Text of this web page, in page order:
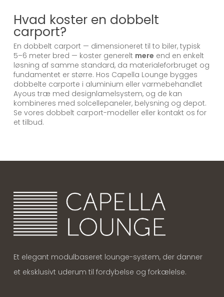
Hvad koster en dobbelt
carport?
En dobbelt carport — dimensioneret til to biler, typisk
5–6 meter bred — koster generelt mere end en enkelt
løsning af samme standard, da materialeforbruget og
fundamentet er større. Hos Capella Lounge bygges
dobbelte carporte i aluminium eller varmebehandlet
Ayous træ med designlamelsystem, og de kan
kombineres med solcellepaneler, belysning og depot.
Se vores dobbelt carport-modeller eller kontakt os for
et tilbud.
Et elegant modulbaseret lounge-system, der danner
et eksklusivt uderum til fordybelse og forkælelse.